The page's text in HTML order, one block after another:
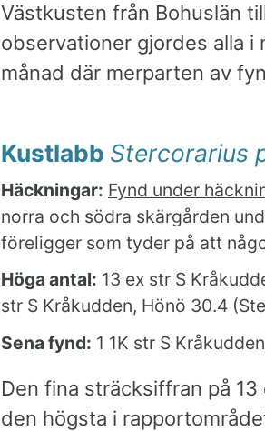
Västkusten från Bohuslän
observationer gjordes alla i
månad där merparten av
Kustlabb Stercorarius
Häckningar: Fynd under
norra och södra skärgården
föreligger som tyder på att
Höga antal: 13 ex str S
str S Kråkudden, Hönö 30.4
Sena fynd: 1 1K str S
Den fina sträcksiffran på
den högsta i